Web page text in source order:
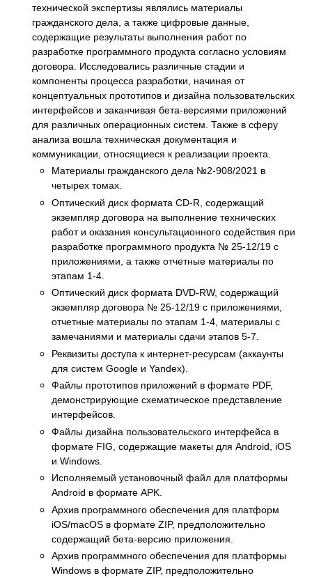
технической экспертизы являлись материалы
гражданского дела, а также цифровые данные,
содержащие результаты выполнения работ по
разработке программного продукта согласно условиям
договора. Исследовались различные стадии и
компоненты процесса разработки, начиная от
концептуальных прототипов и дизайна пользовательских
интерфейсов и заканчивая бета-версиями приложений
для различных операционных систем. Также в сферу
анализа вошла техническая документация и
коммуникации, относящиеся к реализации проекта.
Материалы гражданского дела №2-908/2021 в
четырех томах.
Оптический диск формата CD-R, содержащий
экземпляр договора на выполнение технических
работ и оказания консультационного содействия при
разработке программного продукта № 25-12/19 с
приложениями, а также отчетные материалы по
этапам 1-4.
Оптический диск формата DVD-RW, содержащий
экземпляр договора № 25-12/19 с приложениями,
отчетные материалы по этапам 1-4, материалы с
замечаниями и материалы сдачи этапов 5-7.
Реквизиты доступа к интернет-ресурсам (аккаунты
для систем Google и Yandex).
Файлы прототипов приложений в формате PDF,
демонстрирующие схематическое представление
интерфейсов.
Файлы дизайна пользовательского интерфейса в
формате FIG, содержащие макеты для Android, iOS
и Windows.
Исполняемый установочный файл для платформы
Android в формате APK.
Архив программного обеспечения для платформ
iOS/macOS в формате ZIP, предположительно
содержащий бета-версию приложения.
Архив программного обеспечения для платформы
Windows в формате ZIP, предположительно